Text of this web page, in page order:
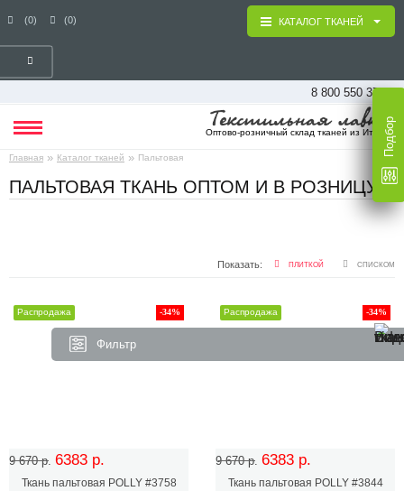
(0) (0)
8 800 550 37 16
Оптово-розничный склад тканей из Италии
Главная » Каталог тканей » Пальтовая
КАТАЛОГ ТКАНЕЙ
ПАЛЬТОВАЯ ТКАНЬ ОПТОМ И В РОЗНИЦУ
Подбор
Фильтр
Показать: ПЛИТКОЙ СПИСКОМ
9 670 р. 6383 р.
-34%
Распродажа
Ткань пальтовая POLLY #3758
9 670 р. 6383 р.
-34%
Распродажа
Ткань пальтовая POLLY #3844